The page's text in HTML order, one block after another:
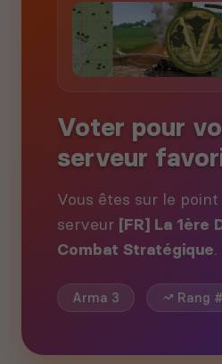
Voter pour
serveur
Vous êtes sur le
serveur [FR] La 1ère
Combat Stratégique.
Arma 3 Rang